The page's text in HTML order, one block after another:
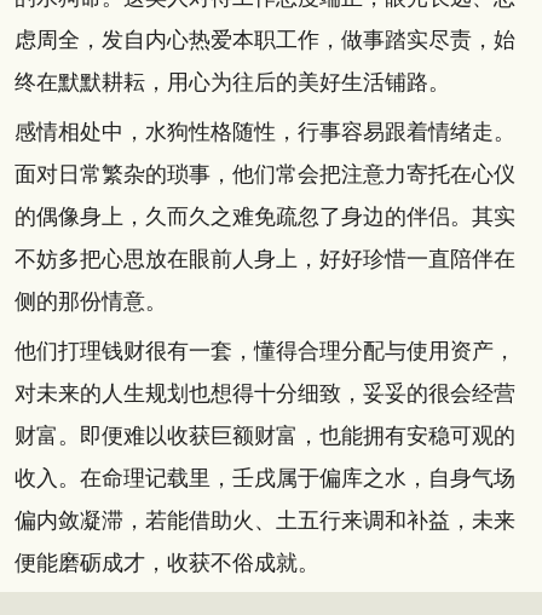
虑周全，发自内心热爱本职工作，做事踏实尽责，始
终在默默耕耘，用心为往后的美好生活铺路。
感情相处中，水狗性格随性，行事容易跟着情绪走。
面对日常繁杂的琐事，他们常会把注意力寄托在心仪
的偶像身上，久而久之难免疏忽了身边的伴侣。其实
不妨多把心思放在眼前人身上，好好珍惜一直陪伴在
侧的那份情意。
他们打理钱财很有一套，懂得合理分配与使用资产，
对未来的人生规划也想得十分细致，妥妥的很会经营
财富。即便难以收获巨额财富，也能拥有安稳可观的
收入。在命理记载里，壬戌属于偏库之水，自身气场
偏内敛凝滞，若能借助火、土五行来调和补益，未来
便能磨砺成才，收获不俗成就。